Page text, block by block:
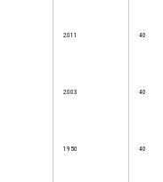
2011 40
2003 40
1950 40